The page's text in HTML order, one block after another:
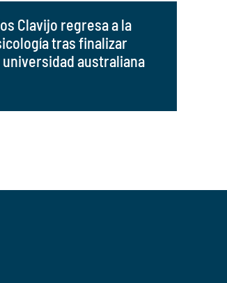
Clavijo regresa a la
tras finalizar
australiana